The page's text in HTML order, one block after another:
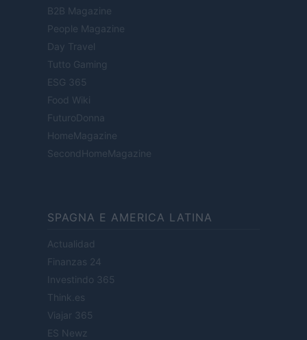
B2B Magazine
People Magazine
Day Travel
Tutto Gaming
ESG 365
Food Wiki
FuturoDonna
HomeMagazine
SecondHomeMagazine
SPAGNA E AMERICA LATINA
Actualidad
Finanzas 24
Investindo 365
Think.es
Viajar 365
ES Newz